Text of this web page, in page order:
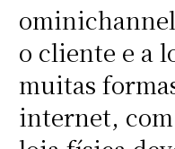
o cliente e a
muitas
internet, com